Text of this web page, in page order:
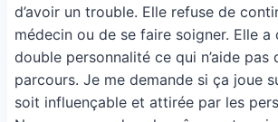
d’avoir un trouble. Elle refuse de
médecin ou de se faire soigner. Elle a
double personnalité ce qui n’aide pas
parcours. Je me demande si ça joue
soit influençable et attirée par les